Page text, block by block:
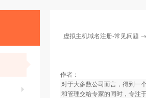
虚拟主机域名注册-常见问题
作者：
对于大多数公司而言，得到一
和管理交给专家的同时，专注